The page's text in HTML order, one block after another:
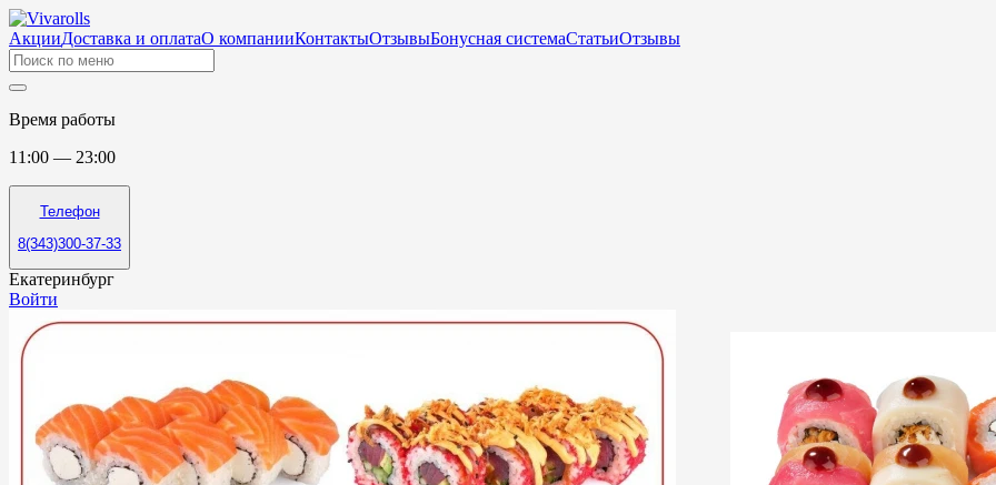
АкцииДоставка и оплатаО компанииКонтактыОтзывыБонусная системаСтатьиОтзывы
Время работы
11:00 — 23:00
Телефон
8(343)300-37-33
Екатеринбург
Войти